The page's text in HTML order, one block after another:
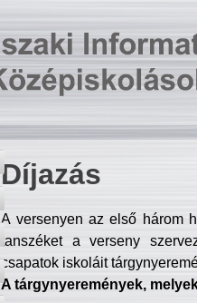
Díjazás
A versenyen az első három
tanszéket a verseny
csapatok iskoláit
A tárgynyeremények,